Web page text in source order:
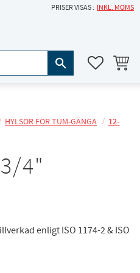
PRISER VISAS INKL. MOMS
HYLSOR FÖR TUM-GÄNGA
12-
4"
enligt ISO 1174-2 & ISO